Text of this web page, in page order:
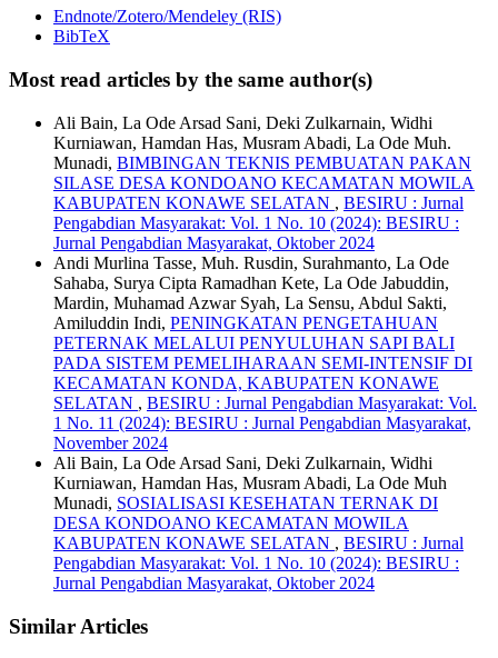
Endnote/Zotero/Mendeley (RIS)
BibTeX
Most read articles by the same author(s)
Ali Bain, La Ode Arsad Sani, Deki Zulkarnain, Widhi
Kurniawan, Hamdan Has, Musram Abadi, La Ode Muh.
Munadi, BIMBINGAN TEKNIS PEMBUATAN PAKAN
SILASE DESA KONDOANO KECAMATAN MOWILA
KABUPATEN KONAWE SELATAN , BESIRU : Jurnal
Pengabdian Masyarakat: Vol. 1 No. 10 (2024): BESIRU :
Jurnal Pengabdian Masyarakat, Oktober 2024
Andi Murlina Tasse, Muh. Rusdin, Surahmanto, La Ode
Sahaba, Surya Cipta Ramadhan Kete, La Ode Jabuddin,
Mardin, Muhamad Azwar Syah, La Sensu, Abdul Sakti,
Amiluddin Indi, PENINGKATAN PENGETAHUAN
PETERNAK MELALUI PENYULUHAN SAPI BALI
PADA SISTEM PEMELIHARAAN SEMI-INTENSIF DI
KECAMATAN KONDA, KABUPATEN KONAWE
SELATAN , BESIRU : Jurnal Pengabdian Masyarakat: Vol.
1 No. 11 (2024): BESIRU : Jurnal Pengabdian Masyarakat,
November 2024
Ali Bain, La Ode Arsad Sani, Deki Zulkarnain, Widhi
Kurniawan, Hamdan Has, Musram Abadi, La Ode Muh
Munadi, SOSIALISASI KESEHATAN TERNAK DI
DESA KONDOANO KECAMATAN MOWILA
KABUPATEN KONAWE SELATAN , BESIRU : Jurnal
Pengabdian Masyarakat: Vol. 1 No. 10 (2024): BESIRU :
Jurnal Pengabdian Masyarakat, Oktober 2024
Similar Articles